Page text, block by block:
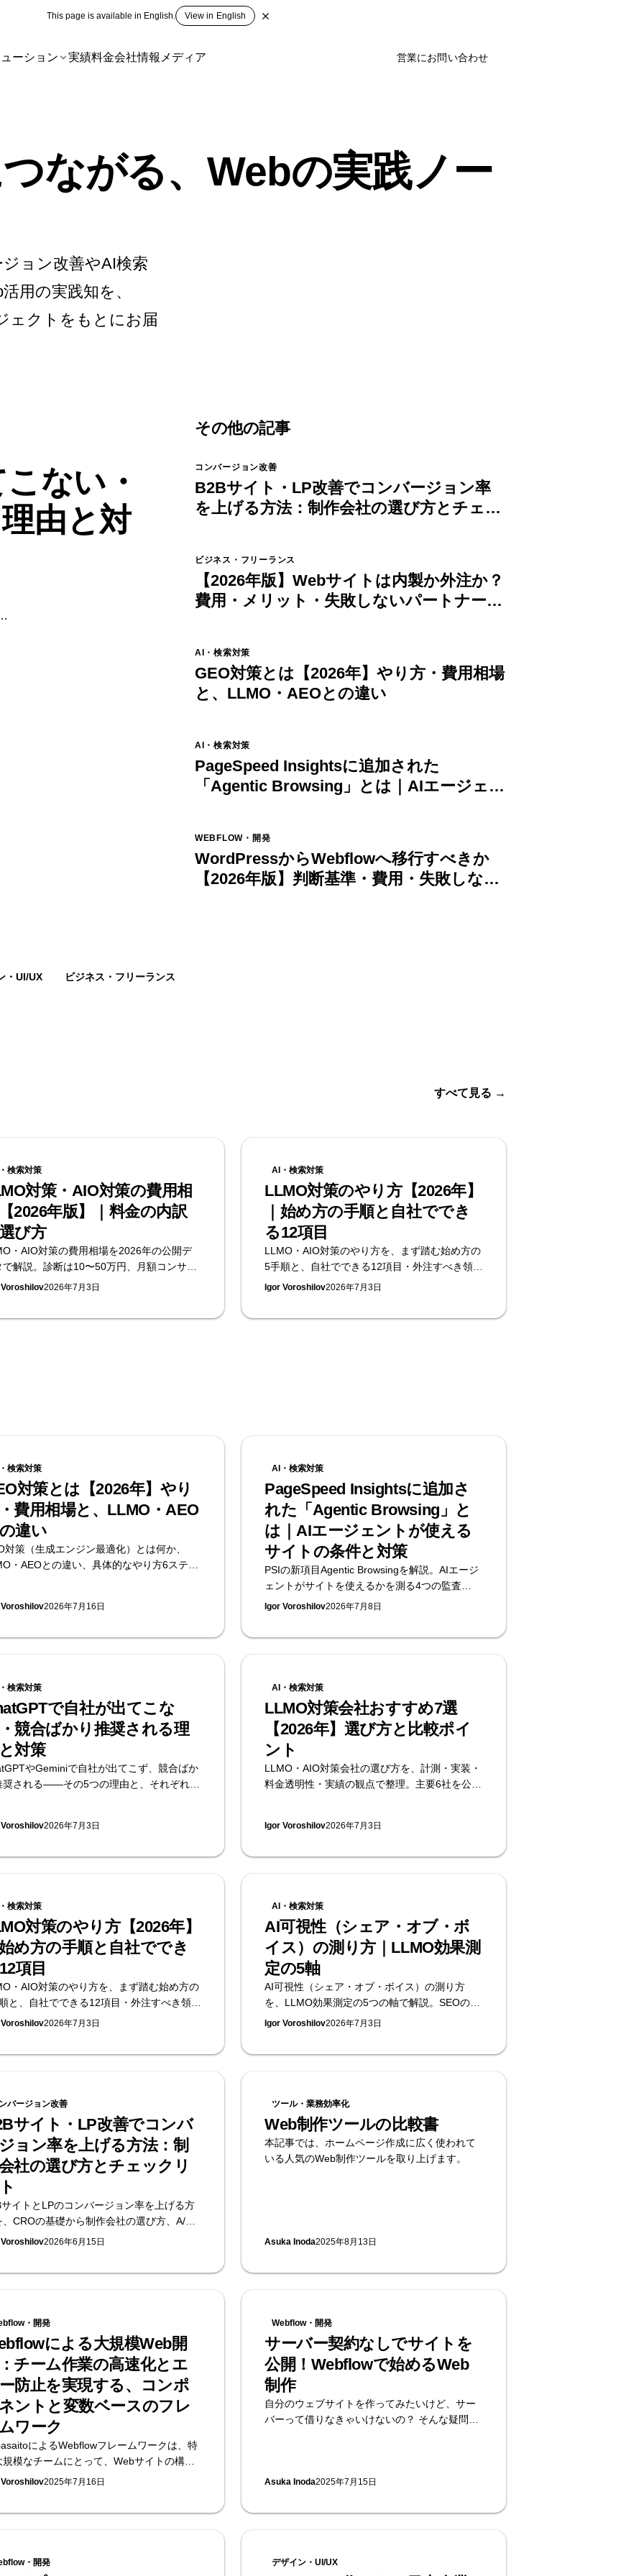
This page is available in English. View in English
ーション 実績料金会社情報 メディア 営業にお問い合わせ
ながる、Webの実践ノー
ョン改善やAI検索
用の実践知を、
ェクトをもとにお届
ない・
由と対
その他の記事
コンバージョン改善
B2Bサイト・LP改善でコンバージョン率
を上げる方法：制作会社の選び方とチェッ
ビジネス・フリーランス
【2026年版】Webサイトは内製か外注か？
費用・メリット・失敗しないパートナーの
AI・検索対策
GEO対策とは【2026年】やり方・費用相場
と、LLMO・AEOとの違い
AI・検索対策
PageSpeed Insightsに追加された
「Agentic Browsing」とは｜AIエージェン
WEBFLOW・開発
WordPressからWebflowへ移行すべきか
【2026年版】判断基準・費用・失敗しない
・UI/UX ビジネス・フリーランス
すべて見る →
検索対策
対策・AIO対策の費用相
2026年版】｜料金の内訳
び方
・AIO対策の費用相場を2026年の公開デ
で解説。診断は10〜50万円、月額コンサル
〜80万円が中心です。料金の内訳・選び
Voroshilov2026年7月3日
AI・検索対策
LLMO対策のやり方【2026年】
｜始め方の手順と自社ででき
る12項目
LLMO・AIO対策のやり方を、まず踏む始め方の
5手順と、自社でできる12項目・外注すべき領域
に分けて解説。構造・コンテンツ・外部シグナ
Igor Voroshilov2026年7月3日
検索対策
対策とは【2026年】やり
費用相場と、LLMO・AEO
違い
対策（生成エンジン最適化）とは何か、
・AEOとの違い、具体的なやり方6ステッ
生成AI検索で引用・推奨されるための実務
Voroshilov2026年7月16日
AI・検索対策
PageSpeed Insightsに追加さ
れた「Agentic Browsing」と
は｜AIエージェントが使える
サイトの条件と対策
PSIの新項目Agentic Browsingを解説。AIエージ
ェントがサイトを使えるかを測る4つの監査
（llms.txt等）と60秒セルフチェック。無料のAI
Igor Voroshilov2026年7月8日
検索対策
で自社が出てこな
競合ばかり推奨される理
対策
やGeminiで自社が出てこず、競合ばか
奨される——その5つの理由と、それぞれの
めます。2026年7月3日
AI・検索対策
LLMO対策会社おすすめ7選
【2026年】選び方と比較ポイ
ント
LLMO・AIO対策会社の選び方を、計測・実装・
料金透明性・実績の観点で整理。主要6社を公開
Supasaito編。
Igor Voroshilov2026年7月3日
検索対策
対策のやり方【2026年】
始め方の手順と自社ででき
項目
・AIO対策のやり方を、まず踏む始め方の
と、自社でできる12項目・外注すべき領域
けて解説。構造・コンテンツ・外部シグナ
Voroshilov2026年7月3日
AI・検索対策
AI可視性（シェア・オブ・ボ
イス）の測り方｜LLMO効果測
定の5軸
AI可視性（シェア・オブ・ボイス）の測り方
を、LLMO効果測定の5つの軸で解説。SEOの
KPIが通用しない理由、プロンプトパネルの作り
Igor Voroshilov2026年7月3日
バージョン改善
サイト・LP改善でコンバ
ョン率を上げる方法：制
社の選び方とチェックリ
サイトとLPのコンバージョン率を上げる方
、CROの基礎から制作会社の選び方、A/B
ト・アクセス解析の実務、チェックリスト
Voroshilov2026年6月15日
ツール・業務効率化
Web制作ツールの比較書
本記事では、ホームページ作成に広く使われて
いる人気のWeb制作ツールを取り上げます。
Asuka Inoda2025年8月13日
・開発
による大規模Web開
チーム作業の高速化とエ
防止を実現する、コンポ
ントと変数ベースのフレ
ワーク
によるWebflowフレームワークは、特
規模なチームにとって、Webサイトの構築
理を簡素化します。プロパティ、構造化変
スピード、柔軟性、ローカリゼーション、
インコントロールが向上し、一貫性があ
2025年7月16日
Webflow・開発
サーバー契約なしでサイトを
公開！Webflowで始めるWeb
制作
自分のウェブサイトを作ってみたいけど、サー
バーって借りなきゃいけないの？ そんな疑問を
定しないといけませんでした。でも今は、
コードツールを使えば、サーバーなしでもサイ
を使えば必要ないのか、を初心者の方向けにわ
Asuka Inoda2025年7月15日
・開発 デザイン・UI/UX